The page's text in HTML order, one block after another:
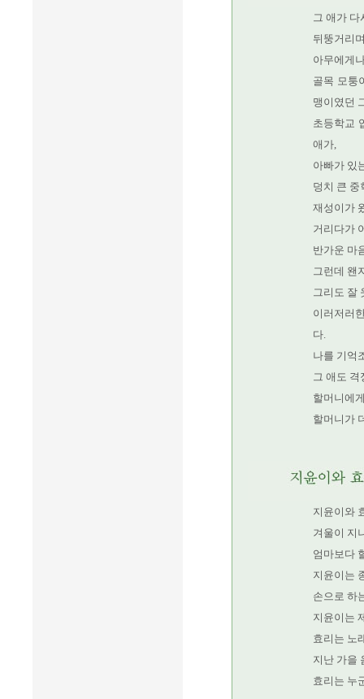
그 애가 다
뒤뚱거리
아무에게
골목 모퉁
맹이였던
초등학교
애가,
아빠가 있
덩치 큰 중
재성이가
거리다가
반가운 마
그런데 왠
그리도 잘
이러저러
다.
나를 기억
그 애도 격
할머니에
할머니가
지윤이와
겨울이 지
엄마보다
지윤이는
손으로 하
지윤이는
효리는 노
지난 가을
효리는 누